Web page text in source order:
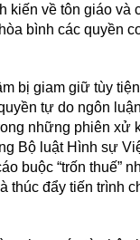
​​về tôn giáo và
bình các quyền
bị giam giữ tùy
tự do ngôn
những phiên xử
Bộ luật Hình sự
buộc “trốn thuế”
thúc đẩy tiến trình